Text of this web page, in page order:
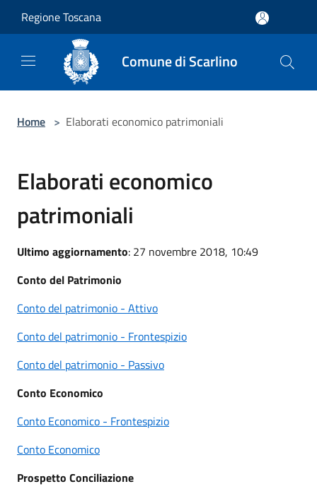
Regione Toscana
Comune di Scarlino
Home > Elaborati economico patrimoniali
Elaborati economico
patrimoniali
Ultimo aggiornamento: 27 novembre 2018, 10:49
Conto del Patrimonio
Conto del patrimonio - Attivo
Conto del patrimonio - Frontespizio
Conto del patrimonio - Passivo
Conto Economico
Conto Economico - Frontespizio
Conto Economico
Prospetto Conciliazione